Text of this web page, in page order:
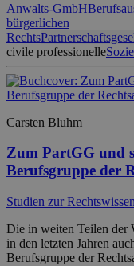
Anwalts-GmbH
bürgerlichen
Rechts
civile professionelle
Carsten Bluhm
Zum PartGG und
Berufsgruppe der
Studien zur
Die in weiten Teilen der
in den letzten Jahren
Berufsgruppe der